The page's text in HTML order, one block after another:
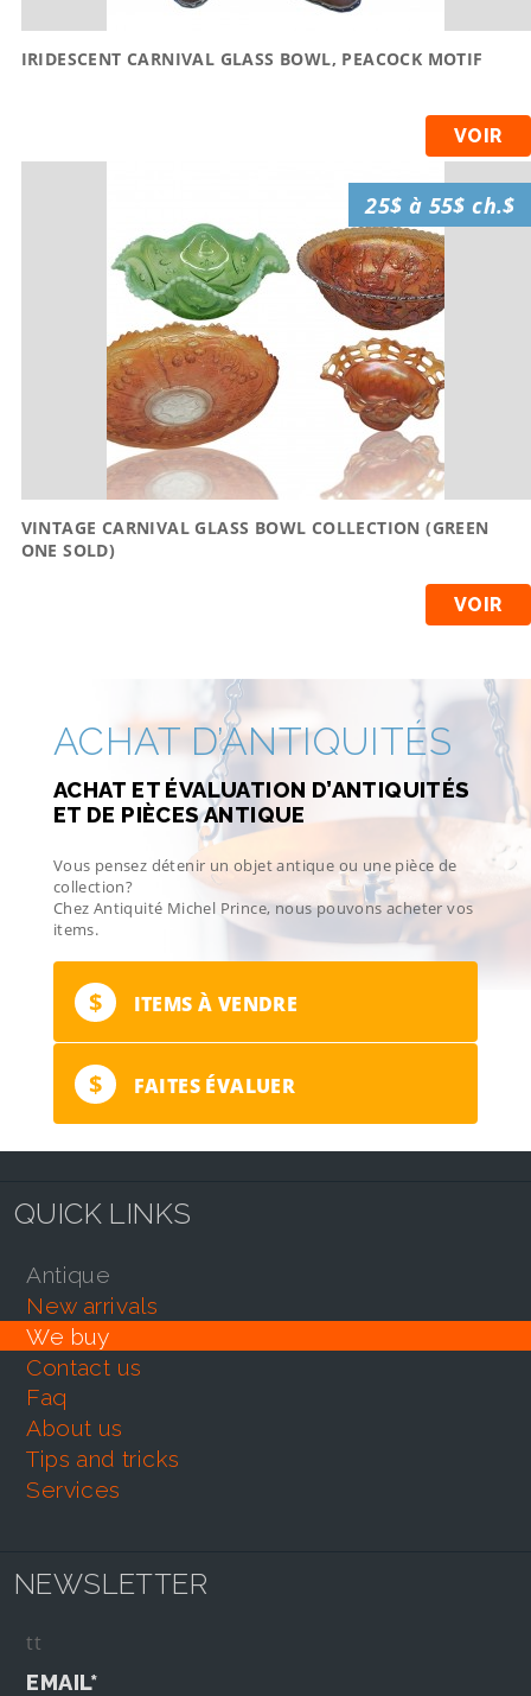
IRIDESCENT CARNIVAL GLASS BOWL, PEACOCK MOTIF
VOIR
VINTAGE CARNIVAL GLASS BOWL COLLECTION (GREEN
ONE SOLD)
VOIR
25$ à 55$ ch.$
ACHAT D’ANTIQUITÉS
ACHAT ET ÉVALUATION D’ANTIQUITÉS
ET DE PIÈCES ANTIQUE
Vous pensez détenir un objet antique ou une pièce de
collection?
Chez Antiquité Michel Prince, nous pouvons acheter vos
items.
$ ITEMS À VENDRE
$ FAITES ÉVALUER
QUICK LINKS
antique
new arrivals
we buy
contact us
faq
about us
tips and tricks
services
NEWSLETTER
tt
EMAIL*